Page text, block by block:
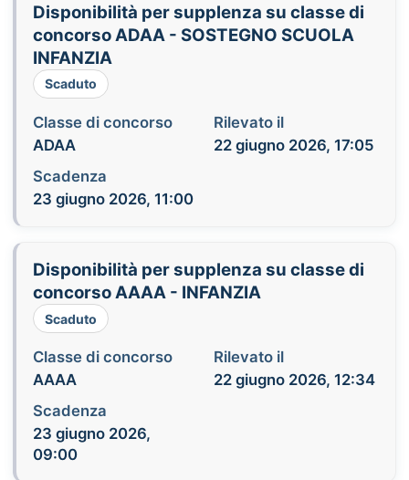
Disponibilità per supplenza su classe di
concorso ADAA - SOSTEGNO SCUOLA
INFANZIA
Scaduto
Classe di concorso
ADAA
Rilevato il
22 giugno 2026, 17:05
Scadenza
23 giugno 2026, 11:00
Disponibilità per supplenza su classe di
concorso AAAA - INFANZIA
Scaduto
Classe di concorso
AAAA
Rilevato il
22 giugno 2026, 12:34
Scadenza
23 giugno 2026,
09:00